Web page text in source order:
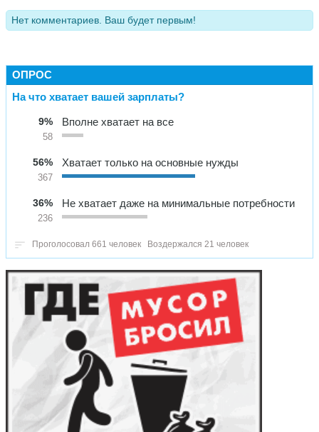
Нет комментариев. Ваш будет первым!
ОПРОС
На что хватает вашей зарплаты?
9%
58
Вполне хватает на все
56%
367
Хватает только на основные нужды
36%
236
Не хватает даже на минимальные потребности
Проголосовал 661 человек Воздержался 21 человек